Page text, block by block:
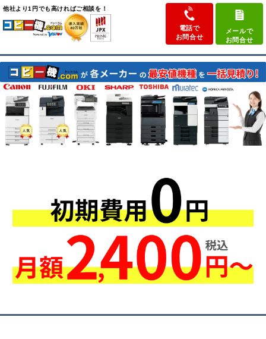
他社より1円でも高ければご相談を！
電話で
お問合せ
メールで
お問合せ